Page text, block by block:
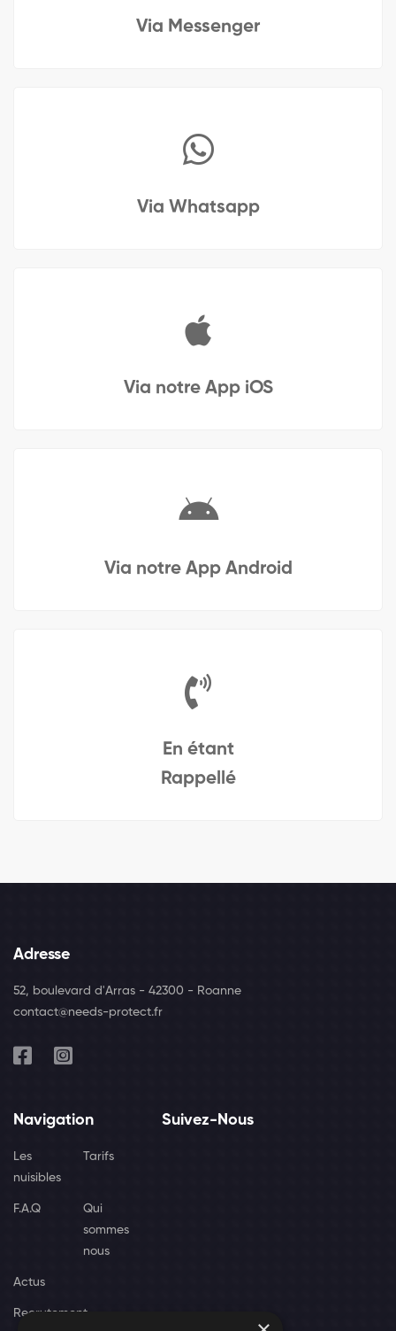
Via Messenger
Via Whatsapp
Via notre App iOS
Via notre App Android
En étant
Rappellé
Adresse
52, boulevard d'Arras - 42300 - Roanne
contact@needs-protect.fr
Navigation
Les
nuisibles
Tarifs
F.A.Q
Qui
sommes
nous
Actus
Recrutement
Suivez-Nous